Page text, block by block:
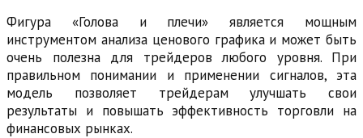
Фигура «Голова и плечи» является мощным
инструментом анализа ценового графика и может быть
очень полезна для трейдеров любого уровня. При
правильном понимании и применении сигналов, эта
модель позволяет трейдерам улучшать свои
результаты и повышать эффективность торговли на
финансовых рынках.